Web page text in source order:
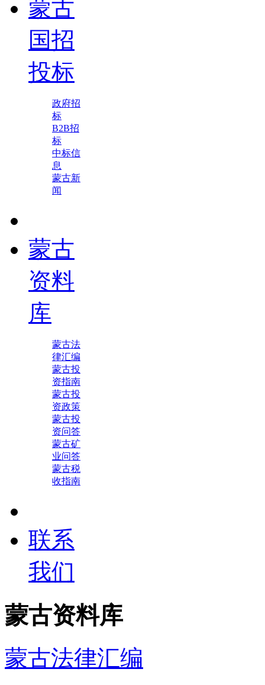
蒙古
国招
投标
政府招
标
B2B招
标
中标信
息
蒙古新
闻
蒙古
资料
库
蒙古法
律汇编
蒙古投
资指南
蒙古投
资政策
蒙古投
资问答
蒙古矿
业问答
蒙古税
收指南
联系
我们
蒙古资料库
蒙古法律汇编